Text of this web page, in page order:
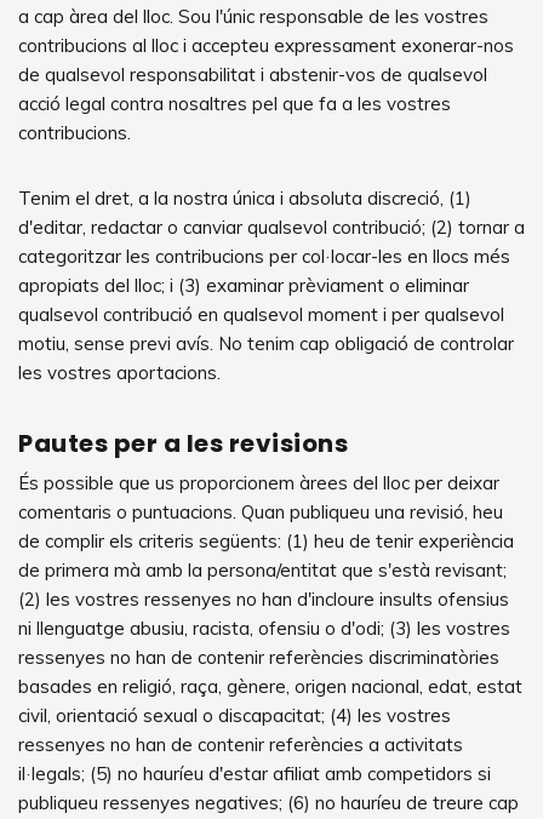
a cap àrea del lloc. Sou l'únic responsable de les vostres
contribucions al lloc i accepteu expressament exonerar-nos
de qualsevol responsabilitat i abstenir-vos de qualsevol
acció legal contra nosaltres pel que fa a les vostres
contribucions.
Tenim el dret, a la nostra única i absoluta discreció, (1)
d'editar, redactar o canviar qualsevol contribució; (2) tornar a
categoritzar les contribucions per col·locar-les en llocs més
apropiats del lloc; i (3) examinar prèviament o eliminar
qualsevol contribució en qualsevol moment i per qualsevol
motiu, sense previ avís. No tenim cap obligació de controlar
les vostres aportacions.
Pautes per a les revisions
És possible que us proporcionem àrees del lloc per deixar
comentaris o puntuacions. Quan publiqueu una revisió, heu
de complir els criteris següents: (1) heu de tenir experiència
de primera mà amb la persona/entitat que s'està revisant;
(2) les vostres ressenyes no han d'incloure insults ofensius
ni llenguatge abusiu, racista, ofensiu o d'odi; (3) les vostres
ressenyes no han de contenir referències discriminatòries
basades en religió, raça, gènere, origen nacional, edat, estat
civil, orientació sexual o discapacitat; (4) les vostres
ressenyes no han de contenir referències a activitats
il·legals; (5) no hauríeu d'estar afiliat amb competidors si
publiqueu ressenyes negatives; (6) no hauríeu de treure cap